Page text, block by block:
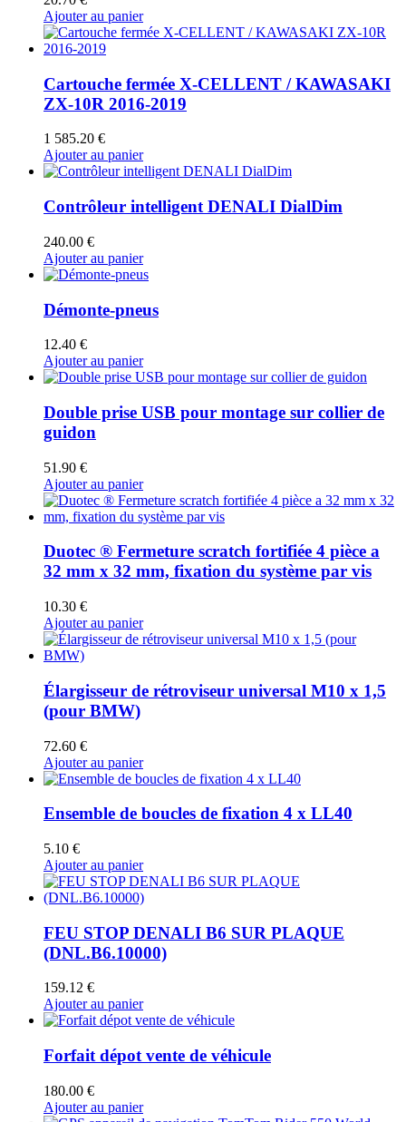
Ajouter au panier
Cartouche fermée X-CELLENT / KAWASAKI
ZX-10R 2016-2019
1 585.20 €
Ajouter au panier
Contrôleur intelligent DENALI DialDim
240.00 €
Ajouter au panier
Démonte-pneus
12.40 €
Ajouter au panier
Double prise USB pour montage sur collier de
guidon
51.90 €
Ajouter au panier
Duotec ® Fermeture scratch fortifiée 4 pièce a
32 mm x 32 mm, fixation du système par vis
10.30 €
Ajouter au panier
Élargisseur de rétroviseur universal M10 x 1,5
(pour BMW)
72.60 €
Ajouter au panier
Ensemble de boucles de fixation 4 x LL40
5.10 €
Ajouter au panier
FEU STOP DENALI B6 SUR PLAQUE
(DNL.B6.10000)
159.12 €
Ajouter au panier
Forfait dépot vente de véhicule
180.00 €
Ajouter au panier